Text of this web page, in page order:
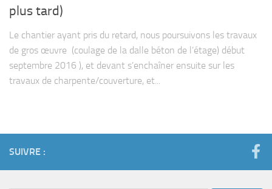
plus tard)
Le chantier ayant pris du retard, nous poursuivons les travaux
de gros œuvre (coulage de la dalle béton de l’étage) début
septembre 2016 ), et devant s’enchaîner ensuite sur les
travaux de charpente/couverture, et...
SUIVRE :